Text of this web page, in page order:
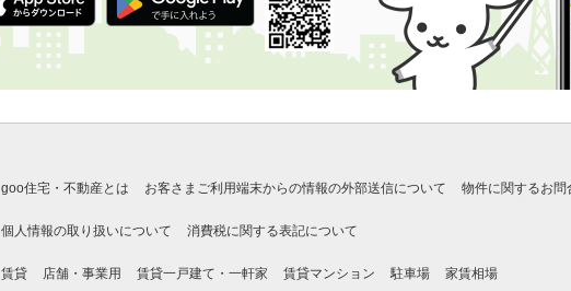
goo住宅・不動産とは お客さまご利用端末からの情報の外部送信について 物件に関するお問
個人情報の取り扱いについて 消費税に関する表記について
賃貸 店舗・事業用 賃貸一戸建て・一軒家 賃貸マンション 駐車場 家賃相場